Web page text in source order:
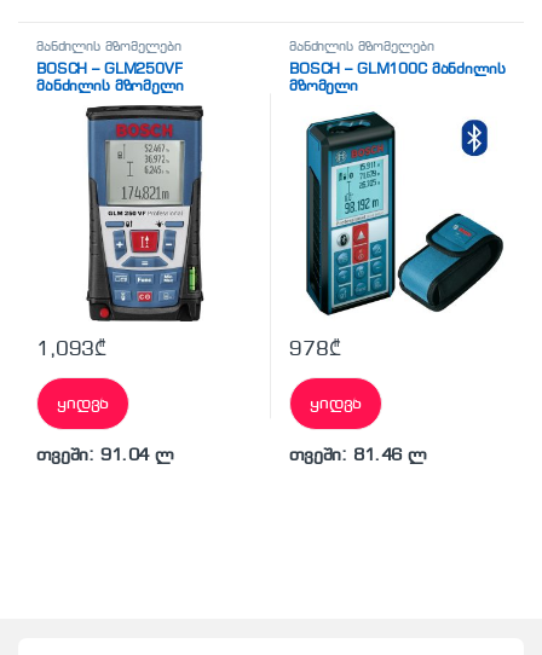
მანძილის მზომელები
BOSCH – GLM250VF
მანძილის მზომელი
(პროფესიონალური)
1,093₾
ყიდვა
თვეში: 91.04 ლ
მანძილის მზომელები
BOSCH – GLM100C მანძილის
მზომელი
978₾
ყიდვა
თვეში: 81.46 ლ